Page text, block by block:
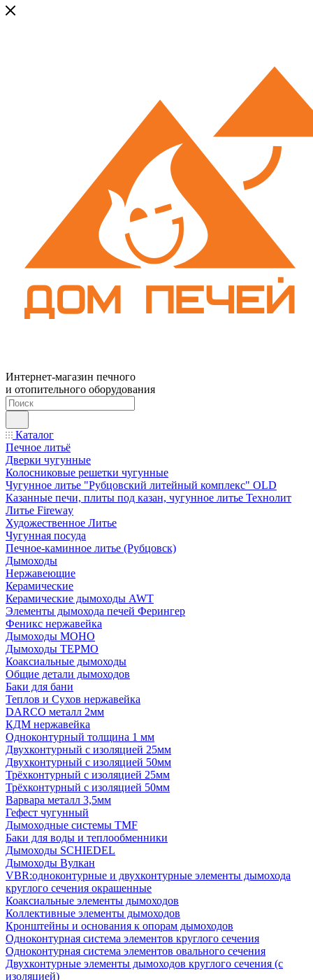
Интернет-магазин печного
и отопительного оборудования
Каталог
Печное литьё
Дверки чугунные
Колосниковые решетки чугунные
Чугунное литье "Рубцовский литейный комплекс" OLD
Казанные печи, плиты под казан, чугунное литье Технолит
Литье Fireway
Художественное Литье
Чугунная посуда
Печное-каминное литье (Рубцовск)
Дымоходы
Нержавеющие
Керамические
Керамические дымоходы AWT
Элементы дымохода печей Ферингер
Феникс нержавейка
Дымоходы МОНО
Дымоходы ТЕРМО
Коаксиальные дымоходы
Общие детали дымоходов
Баки для бани
Теплов и Сухов нержавейка
DARCO металл 2мм
КДМ нержавейка
Одноконтурный толщина 1 мм
Двухконтурный с изоляцией 25мм
Двухконтурный с изоляцией 50мм
Трёхконтурный с изоляцией 25мм
Трёхконтурный с изоляцией 50мм
Варвара металл 3,5мм
Гефест чугунный
Дымоходные системы TMF
Баки для воды и теплообменники
Дымоходы SCHIEDEL
Дымоходы Вулкан
VBR:одноконтурные и двухконтурные элементы дымохода
круглого сечения окрашенные
Коаксиальные элементы дымоходов
Коллективные элементы дымоходов
Кронштейны и основания к опорам дымоходов
Одноконтурная система элементов круглого сечения
Одноконтурная система элементов овального сечения
Двухконтурные элементы дымоходов круглого сечения (с
изоляцией)